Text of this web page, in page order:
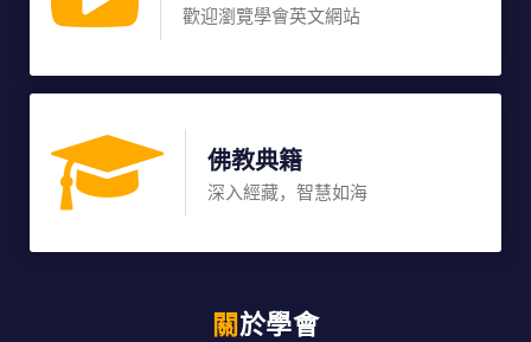
歡迎瀏覽學會英文網站
佛教典籍
深入經藏，智慧如海
關於學會